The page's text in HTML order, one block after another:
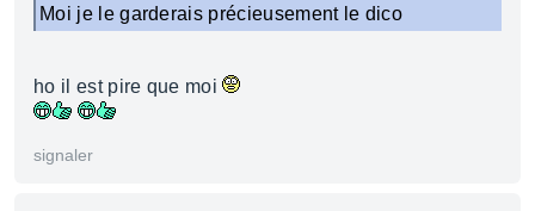
Moi je le garderais précieusement le dico
ho il est pire que moi
signaler